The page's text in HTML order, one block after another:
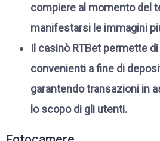
compiere al momento del
manifestarsi le immagini
Il casinò RTBet permette
convenienti a fine di
garantendo transazioni in
lo scopo di gli utenti.